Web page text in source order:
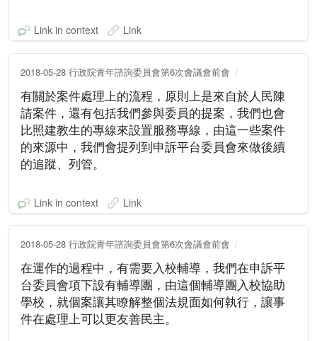
Link in context Link
2018-05-28 行政院青年諮詢委員會第6次會議會前會
有關於案件處理上的流程，原則上是來自於人民陳
請案件，還有包括我們參與委員的提案，我們也會
比照建教生的專線來設置服務專線，由這一些案件
的來源中，我們會提列到申訴平台委員會來做後續
的追蹤、列管。
Link in context Link
2018-05-28 行政院青年諮詢委員會第6次會議會前會
在運作的過程中，有需要入校輔導，我們在申訴平
台委員會項下設有輔導團，由這個輔導團入校協助
學校，就個案讓其瞭解整個法規面如何執行，讓事
件在處理上可以更友善民主。